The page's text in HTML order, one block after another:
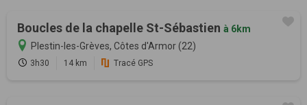
Boucles de la chapelle St-Sébastien à 6km
Plestin-les-Grèves, Côtes d'Armor (22)
3h30 14 km Tracé GPS